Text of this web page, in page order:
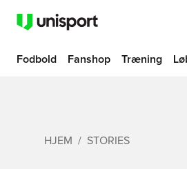
Fodbold Fanshop Træning
HJEM STORIES